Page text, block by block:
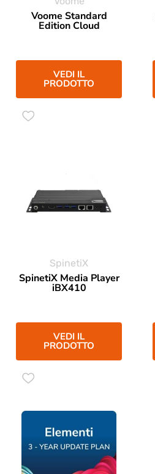
Voome Standard
Edition Cloud
VEDI IL
PRODOTTO
SpinetiX
SpinetiX Media Player
iBX410
VEDI IL
PRODOTTO